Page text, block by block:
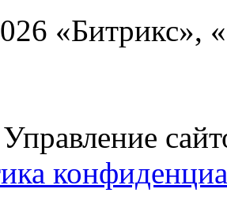
«Битрикс»,
Управление